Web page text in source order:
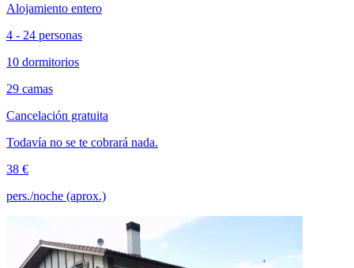
Alojamiento entero
4 - 24 personas
10 dormitorios
29 camas
Cancelación gratuita
Todavía no se te cobrará nada.
38 €
pers./noche (aprox.)